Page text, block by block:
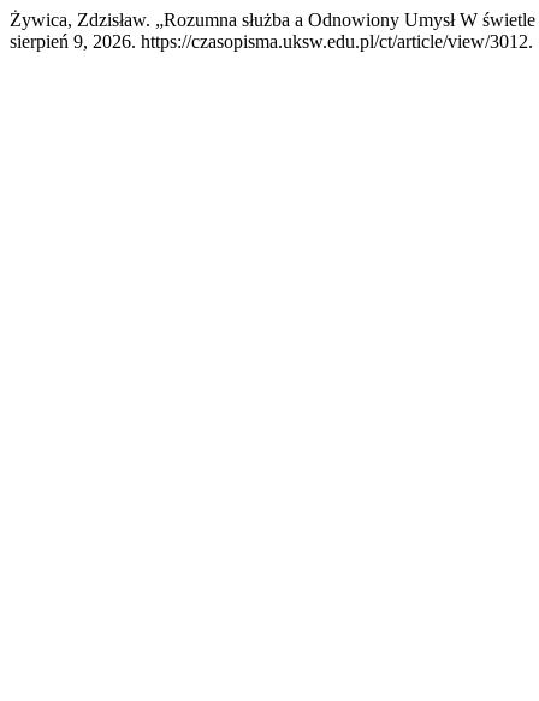
Żywica, Zdzisław. „Rozumna służba a Odnowiony Umysł W
sierpień 9, 2026. https://czasopisma.uksw.edu.pl/ct/article/view/3012.